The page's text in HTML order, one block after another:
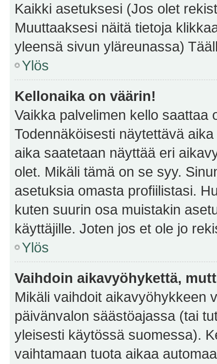
Kaikki asetuksesi (Jos olet
Muuttaaksesi näitä tietoja
yleensä sivun yläreunassa)
Ylös
Kellonaika on väärin!
Vaikka palvelimen kello saattaa
Todennäköisesti näytettävä
aika saatetaan näyttää eri
olet. Mikäli tämä on se syy.
asetuksia omasta profiilistasi.
kuten suurin osa muistakin
käyttäjille. Joten jos et ole jo
Ylös
Vaihdoin aikavyöhykettä,
Mikäli vaihdoit aikavyöhykkeen
päivänvalon säästöajassa (tai
yleisesti käytössä suomessa).
vaihtamaan tuota aikaa